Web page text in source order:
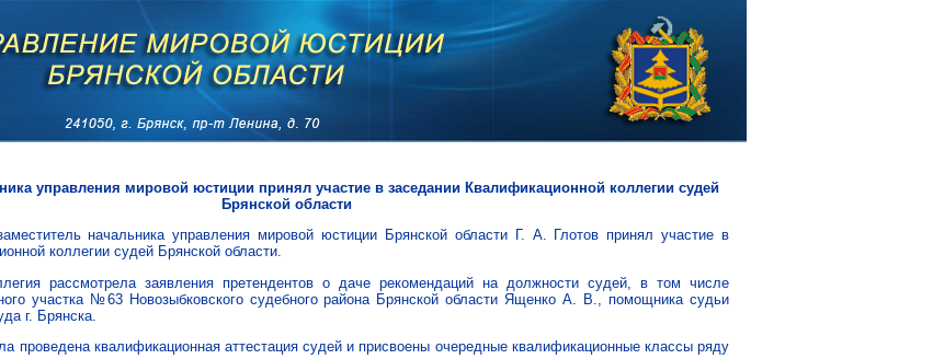
управления мировой юстиции принял участие в заседании Квалификационной коллегии судей
Брянской области
начальника управления мировой юстиции Брянской области Г. А. Глотов принял участие в
коллегии судей Брянской области.
рассмотрела заявления претендентов о даче рекомендаций на должности судей, в том числе
участка №63 Новозыбковского судебного района Брянской области Ященко А. В., помощника судьи
г. Брянска.
проведена квалификационная аттестация судей и присвоены очередные квалификационные классы ряду